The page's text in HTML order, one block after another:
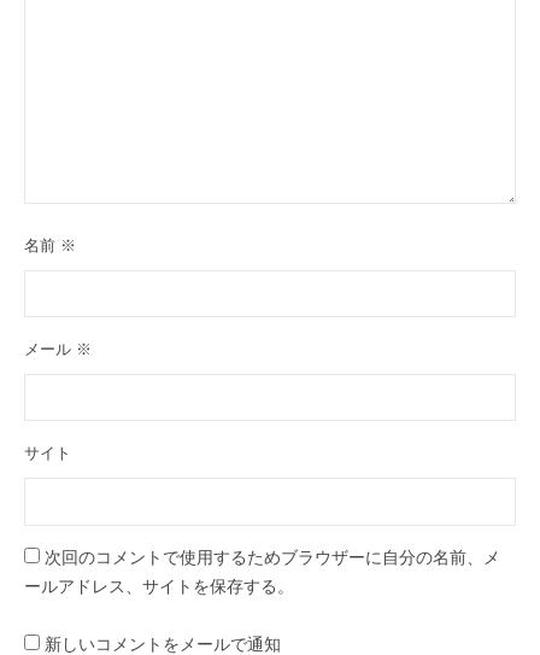
名前 ※
メール ※
サイト
次回のコメントで使用するためブラウザーに自分の名前、メ
ールアドレス、サイトを保存する。
新しいコメントをメールで通知